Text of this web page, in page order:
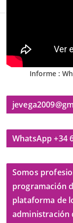
Informe :
WhatsApp +34
Somos
programación
plataforma de
administración